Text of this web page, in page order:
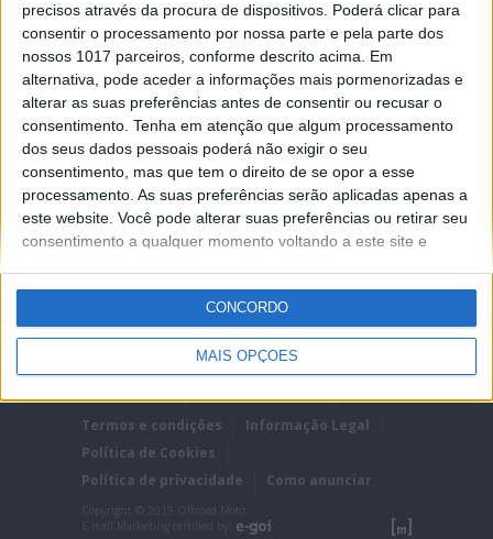
precisos através da procura de dispositivos. Poderá clicar para
consentir o processamento por nossa parte e pela parte dos
nossos 1017 parceiros, conforme descrito acima. Em
alternativa, pode aceder a informações mais pormenorizadas e
alterar as suas preferências antes de consentir ou recusar o
consentimento. Tenha em atenção que algum processamento
dos seus dados pessoais poderá não exigir o seu
consentimento, mas que tem o direito de se opor a esse
processamento. As suas preferências serão aplicadas apenas a
este website. Você pode alterar suas preferências ou retirar seu
consentimento a qualquer momento voltando a este site e
MAIS OPÇÕES
CONCORDO
O DUNLOP TRAILMAX MERIDIAN CONQUISTA O
RECONHECIMENTO DA PRESTIGIADA REVISTA MO
MOTORRAD MAGAZIN. APÓS UM TESTE DE
LONGA DURAÇÃO COM UMA BMW R 1250 GS. A
publicação líder alemã MO Motorrad Magazin
ficou impressionada com o novo...
Posted Agosto 8, 2020
Ficha técnica
Estatuto editorial
Termos e condições
Informação Legal
Política de Cookies
Política de privacidade
Como anunciar